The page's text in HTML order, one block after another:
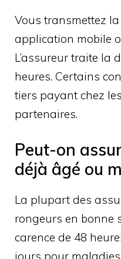
Vous transmettez
application mobile
L’assureur traite la
heures. Certains
tiers payant chez
partenaires.
Peut-on
déjà âgé ou
La plupart des
rongeurs en bonne
carence de 48